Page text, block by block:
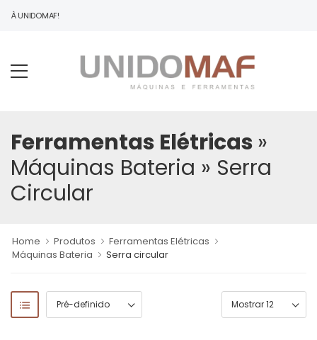
À UNIDOMAF!
Ferramentas Elétricas»
Máquinas Bateria » Serra
Circular
Home Produtos
Ferramentas Elétricas
Máquinas Bateria
Serra circular